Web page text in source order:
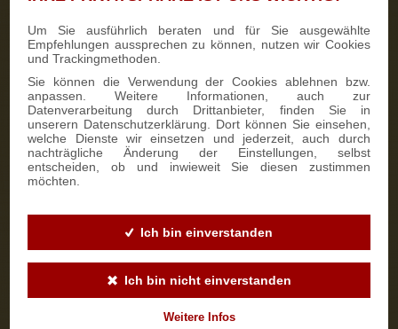
Um Sie ausführlich beraten und für Sie ausgewählte
Empfehlungen aussprechen zu können, nutzen wir Cookies
und Trackingmethoden.
Sie können die Verwendung der Cookies ablehnen bzw.
anpassen. Weitere Informationen, auch zur
Datenverarbeitung durch Drittanbieter, finden Sie in
unserern Datenschutzerklärung. Dort können Sie einsehen,
welche Dienste wir einsetzen und jederzeit, auch durch
nachträgliche Änderung der Einstellungen, selbst
entscheiden, ob und inwieweit Sie diesen zustimmen
möchten.
Ich bin einverstanden
Ich bin nicht einverstanden
Weitere Infos
5 Kontaktaufnahme
Wir kontaktieren Sie persönlich.
6
Personalisierung auswählen
Stollenbanderole
An derStollenbanderole
können wir ab 50 Stück auf Wunsch
eine individuelle Gestaltung in Ihrem Firmendesign